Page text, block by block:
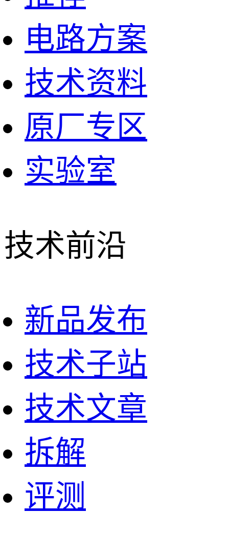
电路方案
技术资料
原厂专区
实验室
技术前沿
新品发布
技术子站
技术文章
拆解
评测